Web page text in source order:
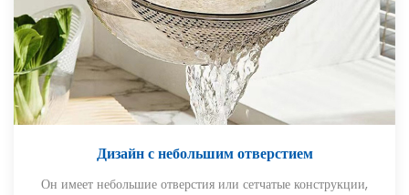
Дизайн с небольшим отверстием
Он имеет небольшие отверстия или сетчатые конструкции,